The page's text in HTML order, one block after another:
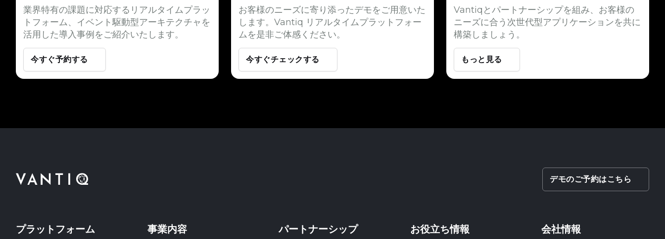
業界特有の課題に対応するリアルタイムプラッ
トフォーム、イベント駆動型アーキテクチャを
活用した導入事例をご紹介いたします。
今すぐ予約する
お客様のニーズに寄り添ったデモをご用意いた
します。Vantiq リアルタイムプラットフォー
ムを是非ご体感ください。
今すぐチェックする
Vantiqとパートナーシップを組み、お客様の
ニーズに合う次世代型アプリケーションを共に
構築しましょう。
もっと見る
デモのご予約はこちら
プラットフォーム 事業内容 パートナーシップ お役立ち情報 会社情報